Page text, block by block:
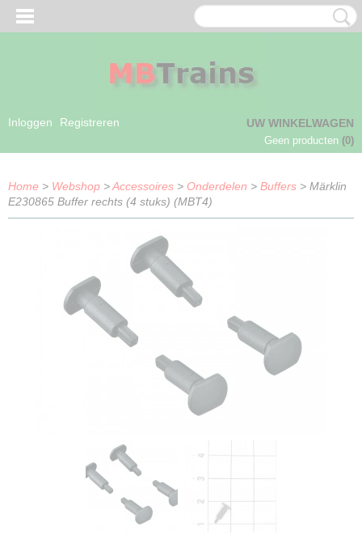
Inloggen Registreren UW WINKELWAGEN
Geen producten (0)
Home > Webshop >Accessoires > Onderdelen > Buffers > Märklin
E230865 Buffer rechts (4 stuks) (MBT4)